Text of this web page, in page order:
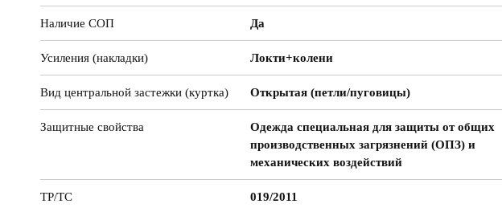
Наличие СОП Да
Усиления (накладки) Локти+колени
Вид центральной застежки (куртка) Открытая (петли/пуговицы)
Защитные свойства
Одежда специальная для защиты от общих
производственных загрязнений (ОПЗ) и
механических воздействий
ТР/ТС 019/2011